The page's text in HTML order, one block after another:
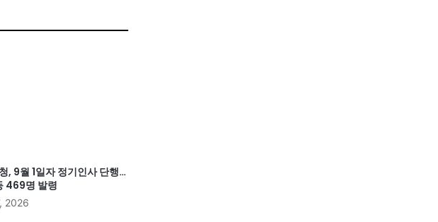
, 9월 1일자 정기인사 단행…
469명 발령
2026